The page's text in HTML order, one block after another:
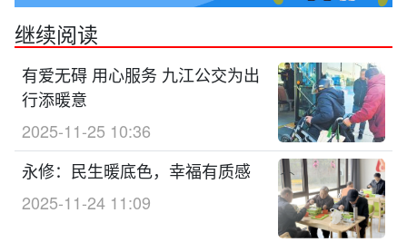
继续阅读
有爱无碍 用心服务 九江公交为出
行添暖意
2025-11-25 10:36
永修：民生暖底色，幸福有质感
2025-11-24 11:09